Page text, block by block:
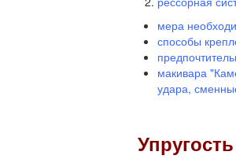
мера
способы
макивара
удара,